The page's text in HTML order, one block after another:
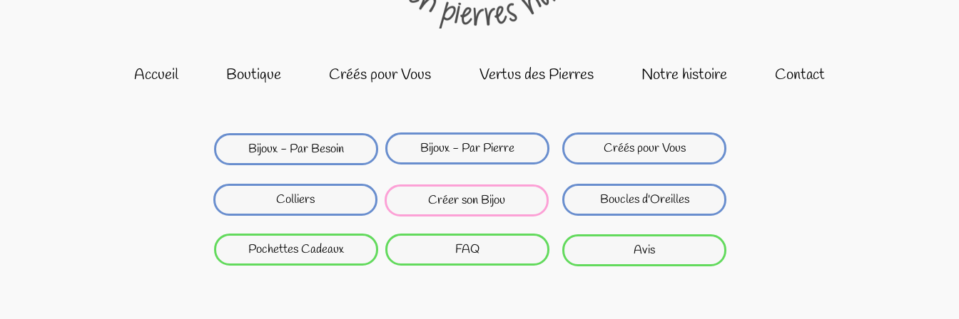
Accueil Boutique Créés pour Vous Vertus des Pierres Notre histoire Contact
Bijoux - Par Pierre Créés pour Vous
Bijoux - Par Besoin
Boucles d'Oreilles
Colliers Créer son Bijou
FAQ
Pochettes Cadeaux Avis